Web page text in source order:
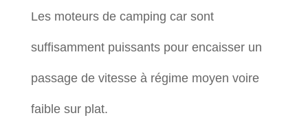
Les moteurs de camping car sont
suffisamment puissants pour encaisser un
passage de vitesse à régime moyen voire
faible sur plat.